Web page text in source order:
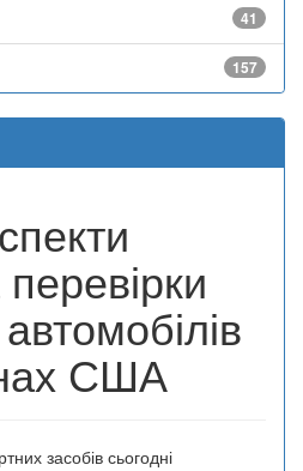
41
157
США
засобів сьогодні